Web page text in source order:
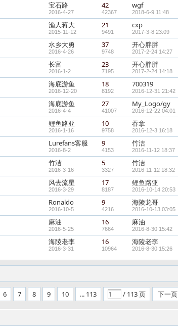
宝石路
2016-4-27
42
42367
wgf
2018-6-9 11:48
渔人蒋大
2015-11-12
21
9491
cxp
2017-3-8 23:09
水乡大勇
2016-4-26
37
9748
开心胖胖
2017-2-24 14:27
长富
2016-1-2
23
7195
开心胖胖
2017-2-24 14:18
海底游鱼
2016-12-20
18
8192
700319
2016-12-31 21:42
海底游鱼
2016-4-4
27
41007
My_Logo/gy
2016-12-22 04:01
鲤鱼路亚
2016-1-16
10
9758
吞拿
2016-12-3 16:18
Lurefans客服
2016-8-2
9
4153
竹洁
2016-11-12 18:37
竹洁
2016-3-16
5
3327
竹洁
2016-11-12 18:32
风去流星
2016-3-29
17
8187
鲤鱼路亚
2016-10-14 20:53
Ronaldo
2016-10-5
9
4216
海陵龙哥
2016-10-13 03:05
麻油
2016-5-25
16
7664
麻油
2016-8-30 15:42
海陵老李
2016-3-31
16
10964
海陵老李
2016-8-30 15:26
6 7 8 9 10 ... 113 / 113 页 下一页